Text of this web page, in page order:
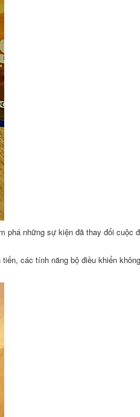
phá những sự kiện đã thay đổi cuộc
các tính năng bộ điều khiển